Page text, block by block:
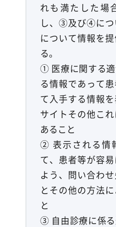
れも満たした場
し、③及び④につ
について情報を
る。
① 医療に関する
る情報であって
て入手する情報
サイトその他こ
あること
② 表示される情
て、患者等が容
よう、問い合わ
とその他の方法
と
③ 自由診療に係